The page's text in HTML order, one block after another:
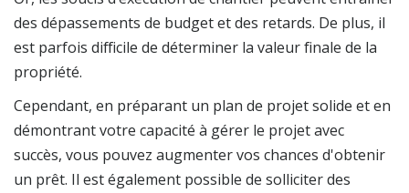
des dépassements de budget et des retards. De plus, il
est parfois difficile de déterminer la valeur finale de la
propriété.
Cependant, en préparant un plan de projet solide et en
démontrant votre capacité à gérer le projet avec
succès, vous pouvez augmenter vos chances d'obtenir
un prêt. Il est également possible de solliciter des